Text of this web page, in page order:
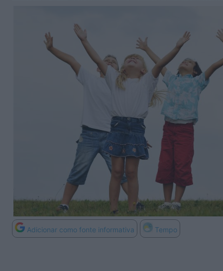
Adicionar como fonte informativa Tempo